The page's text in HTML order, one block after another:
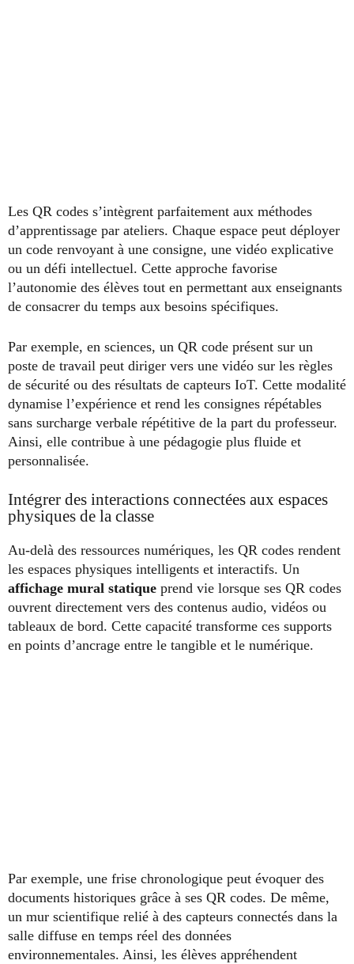
Les QR codes s’intègrent parfaitement aux méthodes
d’apprentissage par ateliers. Chaque espace peut déployer
un code renvoyant à une consigne, une vidéo explicative
ou un défi intellectuel. Cette approche favorise
l’autonomie des élèves tout en permettant aux enseignants
de consacrer du temps aux besoins spécifiques.
Par exemple, en sciences, un QR code présent sur un
poste de travail peut diriger vers une vidéo sur les règles
de sécurité ou des résultats de capteurs IoT. Cette modalité
dynamise l’expérience et rend les consignes répétables
sans surcharge verbale répétitive de la part du professeur.
Ainsi, elle contribue à une pédagogie plus fluide et
personnalisée.
Intégrer des interactions connectées aux espaces
physiques de la classe
Au-delà des ressources numériques, les QR codes rendent
les espaces physiques intelligents et interactifs. Un
affichage mural statique prend vie lorsque ses QR codes
ouvrent directement vers des contenus audio, vidéos ou
tableaux de bord. Cette capacité transforme ces supports
en points d’ancrage entre le tangible et le numérique.
Par exemple, une frise chronologique peut évoquer des
documents historiques grâce à ses QR codes. De même,
un mur scientifique relié à des capteurs connectés dans la
salle diffuse en temps réel des données
environnementales. Ainsi, les élèves appréhendent